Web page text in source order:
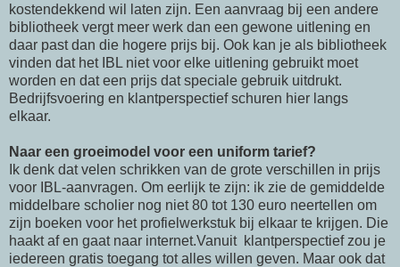
kostendekkend wil laten zijn. Een aanvraag bij een andere
bibliotheek vergt meer werk dan een gewone uitlening en
daar past dan die hogere prijs bij. Ook kan je als bibliotheek
vinden dat het IBL niet voor elke uitlening gebruikt moet
worden en dat een prijs dat speciale gebruik uitdrukt.
Bedrijfsvoering en klantperspectief schuren hier langs
elkaar.
Naar een groeimodel voor een uniform tarief?
Ik denk dat velen schrikken van de grote verschillen in prijs
voor IBL-aanvragen. Om eerlijk te zijn: ik zie de gemiddelde
middelbare scholier nog niet 80 tot 130 euro neertellen om
zijn boeken voor het profielwerkstuk bij elkaar te krijgen. Die
haakt af en gaat naar internet.Vanuit klantperspectief zou je
iedereen gratis toegang tot alles willen geven. Maar ook dat